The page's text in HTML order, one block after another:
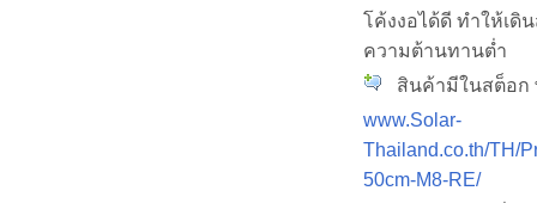
โค้งงอได้ดี ทำให้เดิ
ความต้านทานต่ำ
สินค้ามีในสต็อก
www.Solar-
Thailand.co.th/TH/
50cm-M8-RE/